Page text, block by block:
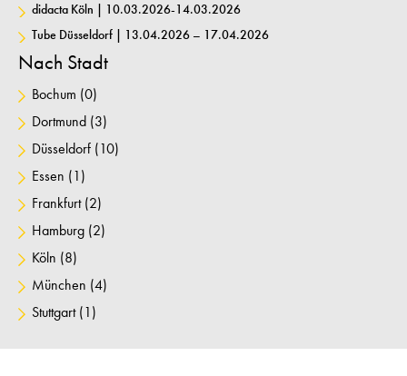
didacta Köln | 10.03.2026-14.03.2026
Tube Düsseldorf | 13.04.2026 – 17.04.2026
Nach Stadt
Bochum (0)
Dortmund (3)
Düsseldorf (10)
Essen (1)
Frankfurt(2)
Hamburg (2)
Köln (8)
München (4)
Stuttgart(1)